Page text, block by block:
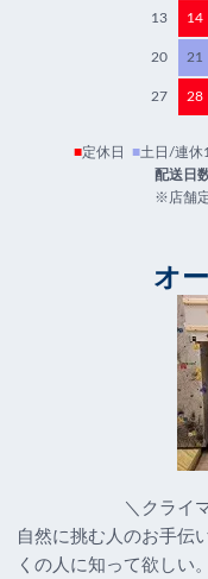
13 14
20 21
27 28
■定休日 ■土日/連休
配送日
※店舗
オ
＼クライ
自然に挑む人のお手伝
くの人に知って欲しい